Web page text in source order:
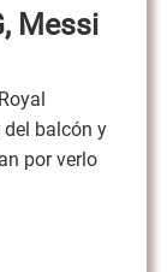
Messi
del balcón y
por verlo